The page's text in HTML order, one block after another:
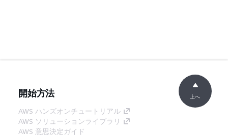
開始方法
AWS ハンズオンチュートリアル
AWS ソリューションライブラリ
AWS 意思決定ガイド
上へ